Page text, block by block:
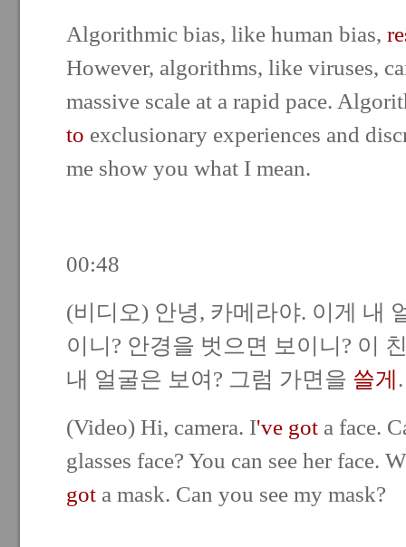
Algorithmic bias, like human bias,
However, algorithms, like viruses,
massive scale at a rapid pace.
to exclusionary experiences and
me show you what I mean.
00:48
(비디오) 안녕, 카메라야. 이게 내
이니? 안경을 벗으면 보이니? 이
내 얼굴은 보여? 그럼 가면을 쓸게
(Video) Hi, camera. I've got a face.
glasses face? You can see her face.
got a mask. Can you see my mask?